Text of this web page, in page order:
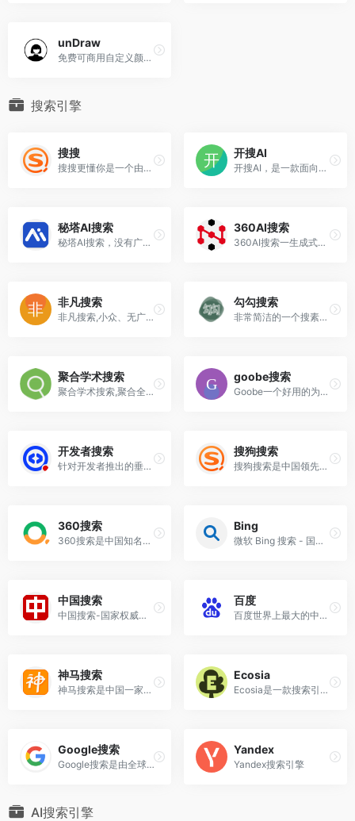
unDraw
免费可商用自定义颜色插画库
搜索引擎
搜搜
搜搜更懂你是一个由腾讯公司运营的搜索引擎
开搜AI
开搜AI，是一款面向大众的、直达答案的AI搜索引擎
秘塔AI搜索
秘塔AI搜索，没有广告，直达结果
360AI搜索
360AI搜索一生成式AI答案引擎。你来提问，剩下的工作交给我!
非凡搜索
非凡搜索,小众、无广告、简洁
勾勾搜索
非常简洁的一个搜素引擎,搜索结果基于谷歌搜索的开源的搜索工具
聚合学术搜索
聚合学术搜索,聚合全网学术引擎为广大科研工作者,高校学生,以及学术爱好者提供方便权威的学术搜索入口
goobe搜索
Goobe一个好用的为程序员服务的互联网搜索引擎工具
开发者搜索
针对开发者推出的垂类搜索引擎
搜狗搜索
搜狗搜索是中国领先的互联网搜索引擎，于2004年成立，总部位于北京。它以提供高质量的搜索结果和丰富的搜索服务而闻名。
360搜索
360搜索是中国知名的互联网搜索引擎，由奇虎360（现已更名为360集团）于2005年推出。它是中国市场上领先的搜索引擎之一，致力于为用户提供快速、准确和安全的搜索服务。
Bing
微软 Bing 搜索 - 国内版引擎
中国搜索
中国搜索-国家权威搜索引擎
百度
百度世界上最大的中文搜索引擎致力于让网民更容易获得信息和找到他们的需求。百度超过1000亿的中文网络数据库可以立即找到相关的搜索结果。
神马搜索
神马搜索是中国一家知名的移动搜索引擎，成立于2010年。它专注于移动端搜索服务，在手机浏览器和应用内提供搜索功能。神马搜索在中国移动搜索市场具有较高的知名度和用户影响力。
Ecosia
Ecosia是一款搜索引擎，致力于通过搜索广告收入来支持全球树木种植项目
Google搜索
Google搜索是由全球知名的科技公司Google提供的互联网搜索引擎。作为当前全球最受欢迎和广泛使用的搜索引擎之一，Google搜索提供了一种快速、准确并且广泛的搜索体验。
Yandex
Yandex搜索引擎
AI搜索引擎